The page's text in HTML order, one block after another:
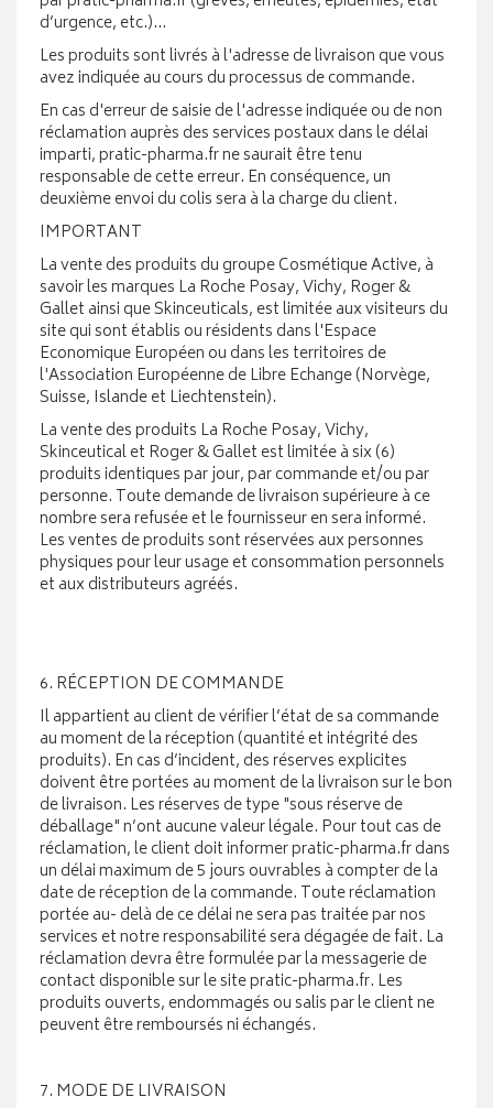
d’urgence, etc.)…
Les produits sont livrés à l'adresse de livraison que vous
avez indiquée au cours du processus de commande.
En cas d'erreur de saisie de l'adresse indiquée ou de non
réclamation auprès des services postaux dans le délai
imparti, pratic-pharma.fr ne saurait être tenu
responsable de cette erreur. En conséquence, un
deuxième envoi du colis sera à la charge du client.
IMPORTANT
La vente des produits du groupe Cosmétique Active, à
savoir les marques La Roche Posay, Vichy, Roger &
Gallet ainsi que Skinceuticals, est limitée aux visiteurs du
site qui sont établis ou résidents dans l'Espace
Economique Européen ou dans les territoires de
l'Association Européenne de Libre Echange (Norvège,
Suisse, Islande et Liechtenstein).
La vente des produits La Roche Posay, Vichy,
Skinceutical et Roger & Gallet est limitée à six (6)
produits identiques par jour, par commande et/ou par
personne. Toute demande de livraison supérieure à ce
nombre sera refusée et le fournisseur en sera informé.
Les ventes de produits sont réservées aux personnes
physiques pour leur usage et consommation personnels
et aux distributeurs agréés.
6. RÉCEPTION DE COMMANDE
Il appartient au client de vérifier l’état de sa commande
au moment de la réception (quantité et intégrité des
produits). En cas d’incident, des réserves explicites
doivent être portées au moment de la livraison sur le bon
de livraison. Les réserves de type "sous réserve de
déballage" n’ont aucune valeur légale. Pour tout cas de
réclamation, le client doit informer pratic-pharma.fr dans
un délai maximum de 5 jours ouvrables à compter de la
date de réception de la commande. Toute réclamation
portée au- delà de ce délai ne sera pas traitée par nos
services et notre responsabilité sera dégagée de fait. La
réclamation devra être formulée par la messagerie de
contact disponible sur le site pratic-pharma.fr. Les
produits ouverts, endommagés ou salis par le client ne
peuvent être remboursés ni échangés.
7. MODE DE LIVRAISON